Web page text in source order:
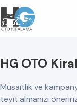
HG OTO
Müsaitlik ve
teyit almanızı